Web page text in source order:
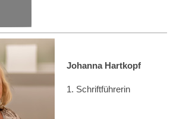
Johanna Hartkopf
1. Schriftführerin